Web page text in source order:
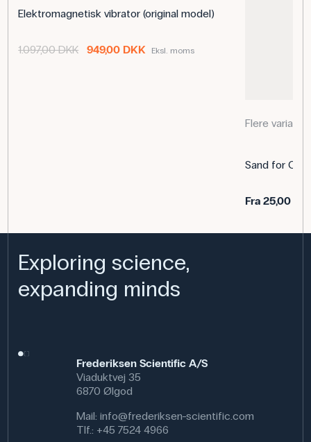
Elektromagnetisk vibrator (original model)
1.097,00 DKK 949,00 DKK Eksl. moms
Flere
Sand for
Fra 25,00
Exploring science,
expanding minds
Frederiksen Scientific A/S
Viaduktvej 35
6870 Ølgod
Mail: info@frederiksen-scientific.com
Tlf.: +45 7524 4966